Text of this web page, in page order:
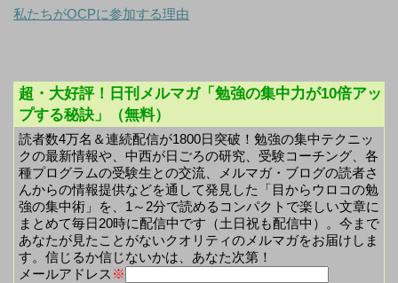
私たちがOCPに参加する理由
超・大好評！日刊メルマガ「勉強の集中力が10倍アッ
プする秘訣」（無料）
読者数4万名＆連続配信が1800日突破！勉強の集中テクニッ
クの最新情報や、中西が日ごろの研究、受験コーチング、各
種プログラムの受験生との交流、メルマガ・ブログの読者さ
んからの情報提供などを通して発見した「目からウロコの勉
強の集中術」を、1～2分で読めるコンパクトで楽しい文章に
まとめて毎日20時に配信中です（土日祝も配信中）。今まで
あなたが見たことがないクオリティのメルマガをお届けしま
す。信じるか信じないかは、あなた次第！
メールアドレス ※